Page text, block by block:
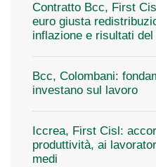
Contratto Bcc, First
euro giusta
inflazione e risultati
Bcc, Colombani:
investano sul lavoro
Iccrea, First Cisl:
produttività, ai
medi